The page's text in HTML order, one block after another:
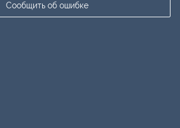
Сообщить об ошибке